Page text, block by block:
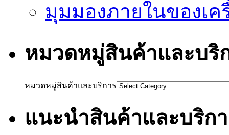
มุมมองภายในของเค
หมวดหมู่สินค้าและบริ
หมวดหมู่สินค้าและบริการ
แนะนำสินค้าและบริก